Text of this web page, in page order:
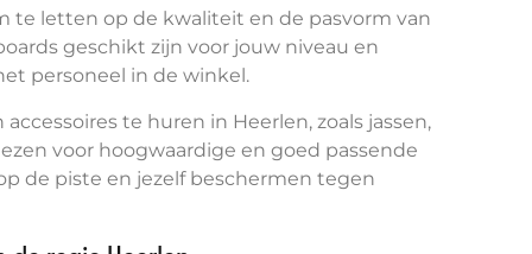
te letten op de kwaliteit en de pasvorm van
geschikt zijn voor jouw niveau en
personeel in de winkel.
te huren in Heerlen, zoals jassen,
voor hoogwaardige en goed passende
de piste en jezelf beschermen tegen